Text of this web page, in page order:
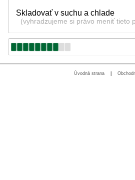
Skladovať v suchu a chlade
(vyhradzujeme si právo meniť tieto
Úvodná strana